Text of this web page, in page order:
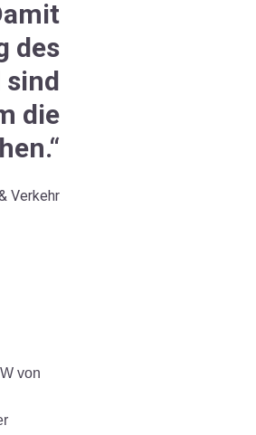
des
sind
die
Verkehr
von